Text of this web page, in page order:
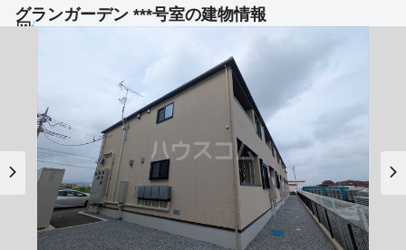
グランガーデン ***号室の建物情報